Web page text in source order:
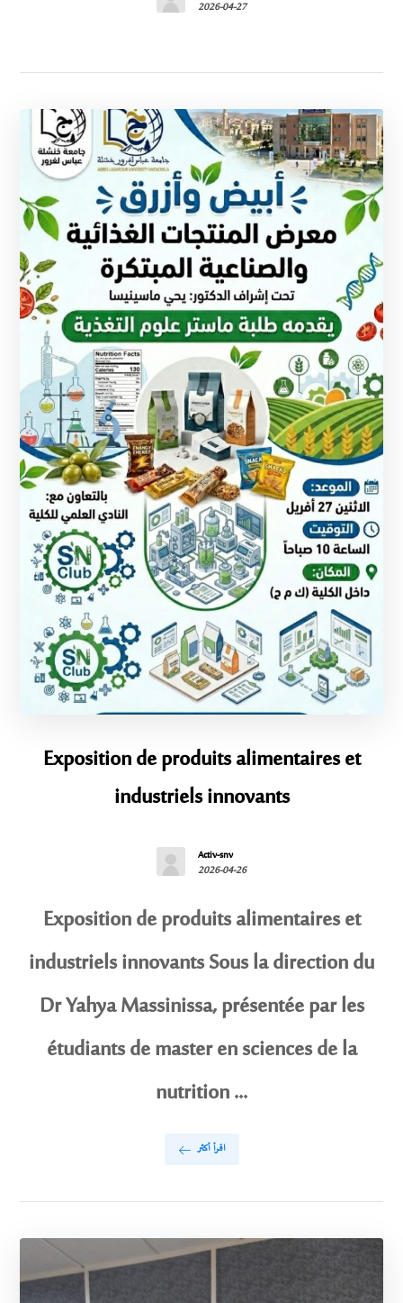
2026-04-27
Exposition de produits alimentaires et
industriels innovants
Activ-snv
2026-04-26
Exposition de produits alimentaires et
industriels innovants Sous la direction du
Dr Yahya Massinissa, présentée par les
étudiants de master en sciences de la
nutrition ...
اقرأ أكثر